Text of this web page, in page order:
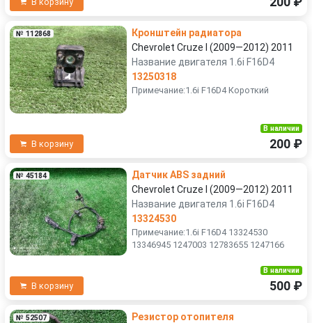
№ 112868
Кронштейн радиатора
Chevrolet Cruze I (2009—2012) 2011
Название двигателя 1.6i F16D4
13250318
Примечание:1.6i F16D4 Короткий
В корзину
В наличии
200 ₽
№ 45184
Датчик ABS задний
Chevrolet Cruze I (2009—2012) 2011
Название двигателя 1.6i F16D4
13324530
Примечание:1.6i F16D4 13324530
13346945 1247003 12783655 1247166
В корзину
В наличии
500 ₽
№ 52507
Резистор отопителя